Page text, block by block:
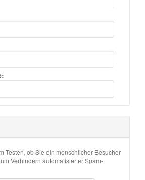
Testen, ob Sie ein menschlicher Besucher
Verhindern automatisierter Spam-